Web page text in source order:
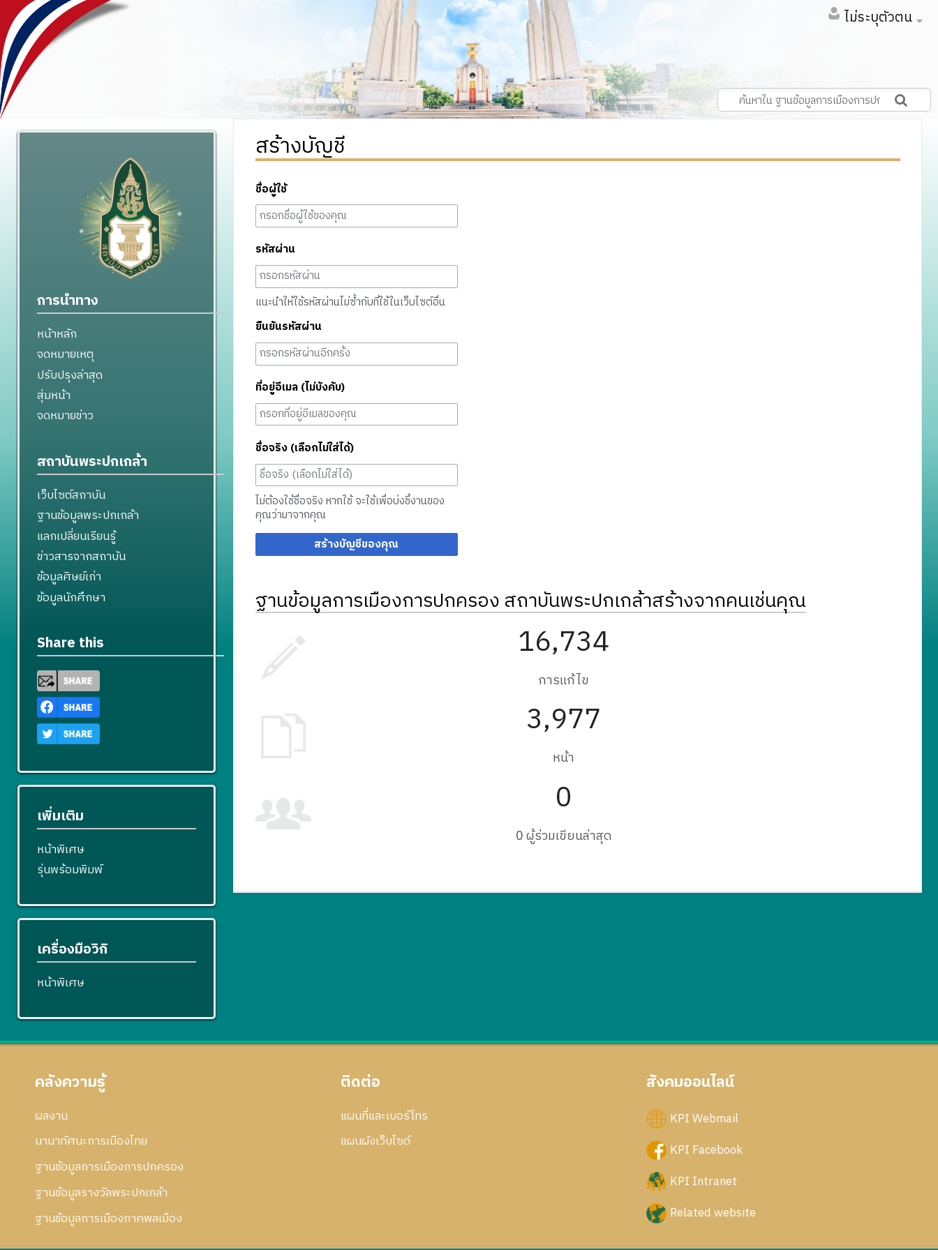
ไม่ระบุตัวตน
สร้างบัญชี
ชื่อผู้ใช้
รหัสผ่าน
แนะนำให้ใช้รหัสผ่านไม่ซ้ำกับที่ใช้ในเว็บไซต์อื่น
ยืนยันรหัสผ่าน
ที่อยู่อีเมล (ไม่บังคับ)
ชื่อจริง (เลือกไม่ใส่ได้)
ไม่ต้องใช้ชื่อจริง หากใช้ จะใช้เพื่อบ่งชี้งานของ
คุณว่ามาจากคุณ
สร้างบัญชีของคุณ
ฐานข้อมูลการเมืองการปกครอง สถาบันพระปกเกล้าสร้างจากคนเช่นคุณ
16,734
การแก้ไข
3,977
หน้า
0
0 ผู้ร่วมเขียนล่าสุด
การนำทาง
หน้าหลัก
จดหมายเหตุ
ปรับปรุงล่าสุด
สุ่มหน้า
จดหมายข่าว
สถาบันพระปกเกล้า
เว็บไซต์สถาบัน
ฐานข้อมูลพระปกเกล้า
แลกเปลี่ยนเรียนรู้
ข่าวสารจากสถาบัน
ข้อมูลศิษย์เก่า
ข้อมูลนักศึกษา
Share this
เพิ่มเติม
หน้าพิเศษ
รุ่นพร้อมพิมพ์
เครื่องมือวิกิ
หน้าพิเศษ
คลังความรู้
ผลงาน
นานาทัศนะการเมืองไทย
ฐานข้อมูลการเมืองการปกครอง
ฐานข้อมูลรางวัลพระปกเกล้า
ฐานข้อมูลการเมืองภาคพลเมือง
ติดต่อ
แผนที่และเบอร์โทร
แผนผังเว็บไซด์
สังคมออนไลน์
KPI Webmail
KPI Facebook
KPI Intranet
Related website